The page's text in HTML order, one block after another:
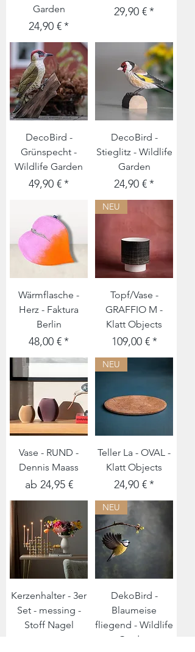
Garden
Preis
24,90 €
Preis
29,90 €
DecoBird -
Grünspecht -
Wildlife Garden
Preis
49,90 €
DecoBird -
Stieglitz - Wildlife
Garden
Preis
24,90 €
Wärmflasche -
Herz - Faktura
Berlin
Preis
48,00 €
NEU
Topf/Vase -
GRAFFIO M -
Klatt Objects
Preis
109,00 €
Vase - RUND -
Dennis Maass
ab 24,95 €
Sale-Preis
NEU
Teller La - OVAL -
Klatt Objects
Preis
24,90 €
Kerzenhalter - 3er
Set - messing -
Stoff Nagel
NEU
DekoBird -
Blaumeise
fliegend - Wildlife
Garden